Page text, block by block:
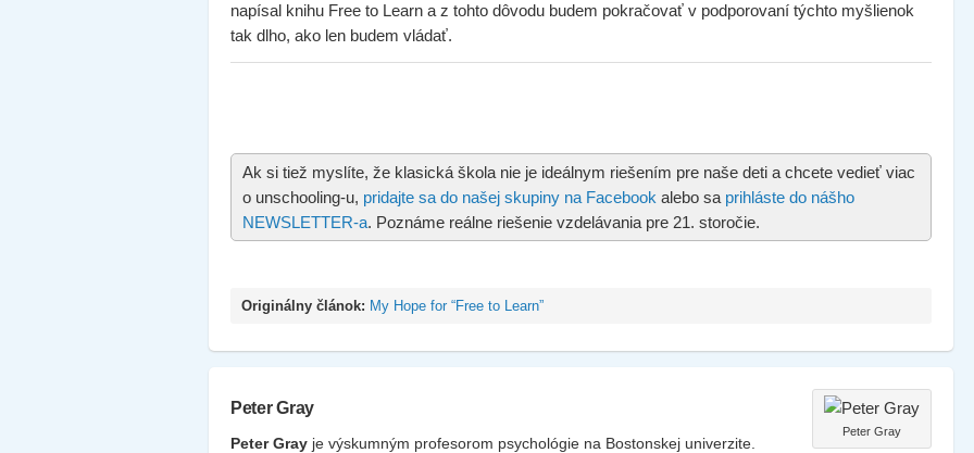
napísal knihu Free to Learn a z tohto dôvodu budem pokračovať v podporovaní týchto myšlienok
tak dlho, ako len budem vládať.
Ak si tiež myslíte, že klasická škola nie je ideálnym riešením pre naše deti a chcete vedieť viac
o unschooling-u, pridajte sa do našej skupiny na Facebook alebo sa prihláste do nášho
NEWSLETTER-a. Poznáme reálne riešenie vzdelávania pre 21. storočie.
Originálny článok: My Hope for “Free to Learn”
Peter Gray
Peter Gray
Peter Gray je výskumným profesorom psychológie na Bostonskej univerzite.